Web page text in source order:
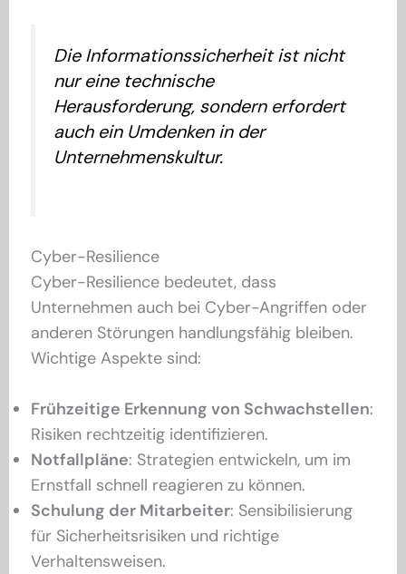
Die Informationssicherheit ist nicht
nur eine technische
Herausforderung, sondern erfordert
auch ein Umdenken in der
Unternehmenskultur.
Cyber-Resilience
Cyber-Resilience bedeutet, dass
Unternehmen auch bei Cyber-Angriffen oder
anderen Störungen handlungsfähig bleiben.
Wichtige Aspekte sind:
Frühzeitige Erkennung von Schwachstellen:
Risiken rechtzeitig identifizieren.
Notfallpläne: Strategien entwickeln, um im
Ernstfall schnell reagieren zu können.
Schulung der Mitarbeiter: Sensibilisierung
für Sicherheitsrisiken und richtige
Verhaltensweisen.